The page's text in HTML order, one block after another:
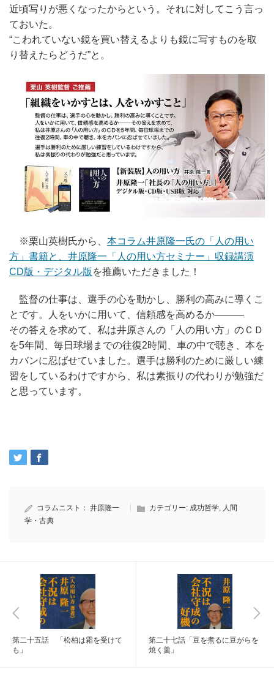
近頃写りが悪くなったからという。それに対してこう言っ
ておいた。
“こわれていない鏡を買い替えるよりも鏡に写すものを取
り替えたらどうだ”と。
※栗山英樹氏から、 本コラム井原隆一氏の「人の用い
方」書籍と、井原隆一「人の用い方セミナー」収録講演
CD版・デジタル版 を推薦いただきました！
監督の仕事は、選手の心を動かし、勝利の高みに導くこ
とです。人をいかに用いて、信頼感を高めるか―――
その答えを求めて、私は井原さんの「人の用い方」のＣＤ
を5年間、毎日球場までの往復2時間、車の中で聴き、本を
カバンに忍ばせていました。選手は勝利のために厳しい練
習をしているわけですから、私は素振りの代わりが勉強だ
と思っています。
コラムニスト： 井原隆一 カテゴリー: 成功哲学, 人間
学・古典
第二十五話 「松柏は霜を受けて
も」
第二十七話「豆を煮るに豆がらを
焼く羹」